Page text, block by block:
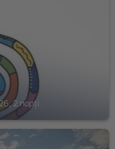
2 nopți